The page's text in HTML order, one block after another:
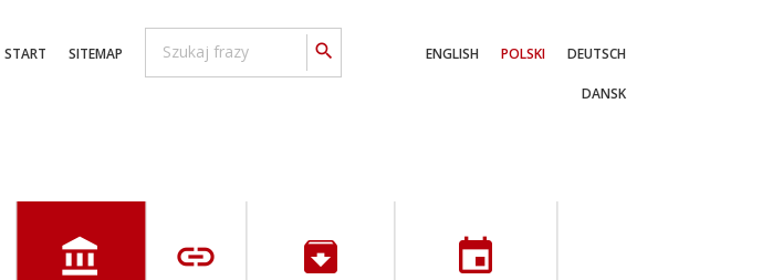
search
SITEMAP
START DEUTSCH
POLSKI
ENGLISH
DANSK
account_balance link archive event